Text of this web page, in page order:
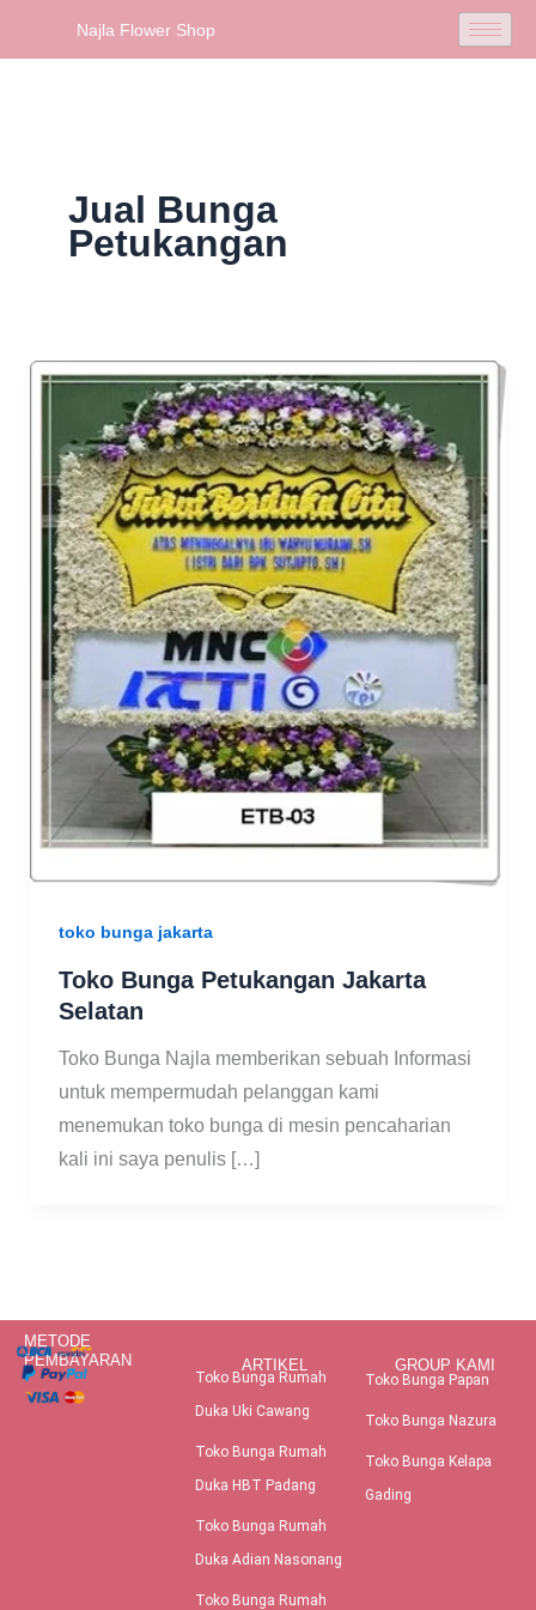
Najla Flower Shop
Jual Bunga
Petukangan
toko bunga jakarta
Toko Bunga Petukangan Jakarta
Selatan
Toko Bunga Najla memberikan sebuah Informasi
untuk mempermudah pelanggan kami
menemukan toko bunga di mesin pencaharian
kali ini saya penulis […]
METODE
PEMBAYARAN
ARTIKEL
Toko Bunga Rumah
Duka Uki Cawang
Toko Bunga Rumah
Duka HBT Padang
Toko Bunga Rumah
Duka Adian Nasonang
Toko Bunga Rumah
GROUP KAMI
Toko Bunga Papan
Toko Bunga Nazura
Toko Bunga Kelapa
Gading